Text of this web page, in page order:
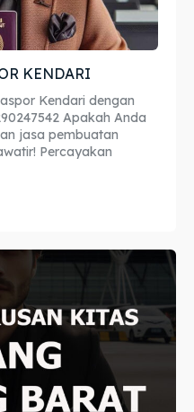
KENDARI
Kendari dengan
Apakah Anda
jasa pembuatan
Percayakan